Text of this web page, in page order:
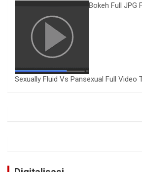
Bokeh Full JPG
Sexually Fluid Vs Pansexual Full Video